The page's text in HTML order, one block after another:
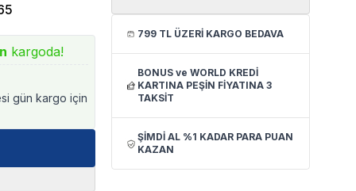
kargoda!
gün kargo için
799 TL ÜZERİ KARGO BEDAVA
BONUS ve WORLD KREDİ
KARTINA PEŞİN FİYATINA 3
TAKSİT
ŞİMDİ AL %1 KADAR PARA PUAN
KAZAN